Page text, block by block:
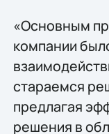
«Основным
компании
стараемся
предлагая
решения в